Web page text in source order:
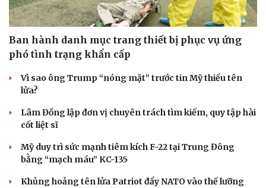
Thể thao
Bóng đá
Lịch thi đấu bóng đá
eSports
Hậu trường
Ô tô - Xe máy
Ô tô
Ban hành danh mục trang thiết bị phục vụ ứng
phó tình trạng khẩn cấp
Vì sao ông Trump “nóng mặt” trước tin Mỹ thiếu tên
lửa?
Lâm Đồng lập đơn vị chuyên trách tìm kiếm, quy tập hài
cốt liệt sĩ
Mỹ duy trì sức mạnh tiêm kích F-22 tại Trung Đông
bằng “mạch máu” KC-135
Khủng hoảng tên lửa Patriot đẩy NATO vào thế lưỡng